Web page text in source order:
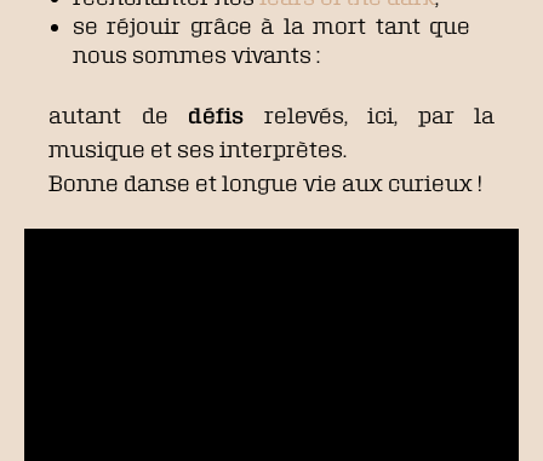
se réjouir grâce à la mort tant que
nous sommes vivants :
autant de défis relevés, ici, par la
musique et ses interprètes.
Bonne danse et longue vie aux curieux !